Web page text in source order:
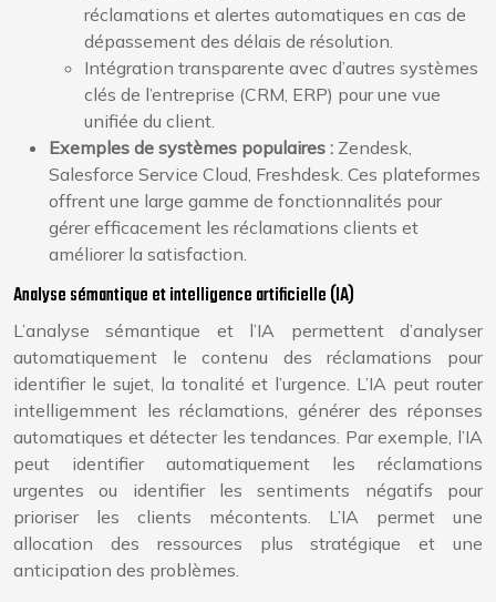
réclamations et alertes automatiques en cas de
dépassement des délais de résolution.
Intégration transparente avec d’autres systèmes
clés de l’entreprise (CRM, ERP) pour une vue
unifiée du client.
Exemples de systèmes populaires : Zendesk,
Salesforce Service Cloud, Freshdesk. Ces plateformes
offrent une large gamme de fonctionnalités pour
gérer efficacement les réclamations clients et
améliorer la satisfaction.
Analyse sémantique et intelligence artificielle (IA)
L’analyse sémantique et l’IA permettent d’analyser
automatiquement le contenu des réclamations pour
identifier le sujet, la tonalité et l’urgence. L’IA peut router
intelligemment les réclamations, générer des réponses
automatiques et détecter les tendances. Par exemple, l’IA
peut identifier automatiquement les réclamations
urgentes ou identifier les sentiments négatifs pour
prioriser les clients mécontents. L’IA permet une
allocation des ressources plus stratégique et une
anticipation des problèmes.